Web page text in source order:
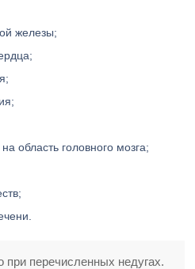
железы;
область головного мозга;
при перечисленных недугах.